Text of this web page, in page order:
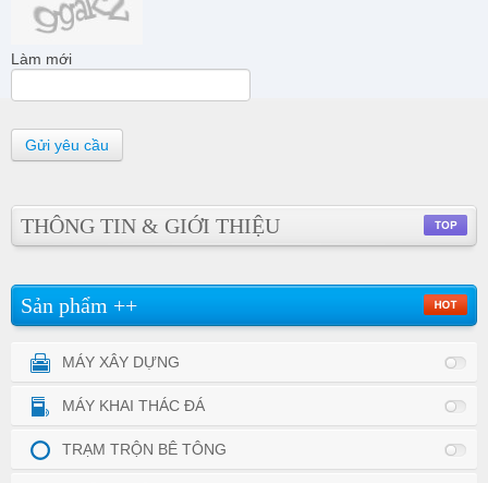
Làm mới
Gửi yêu cầu
THÔNG TIN & GIỚI THIỆU
Sản phẩm ++
MÁY XÂY DỰNG
MÁY KHAI THÁC ĐÁ
TRẠM TRỘN BÊ TÔNG